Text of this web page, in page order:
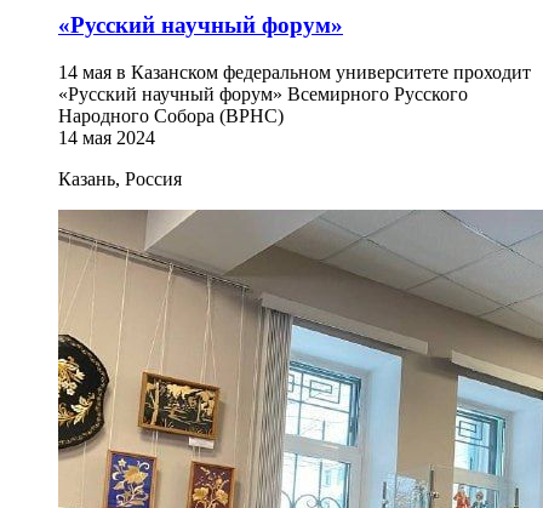
«Русский научный форум»
14 мая в Казанском федеральном университете проходит
«Русский научный форум» Всемирного Русского
Народного Собора (ВРНС)
14 мая 2024
Казань, Россия